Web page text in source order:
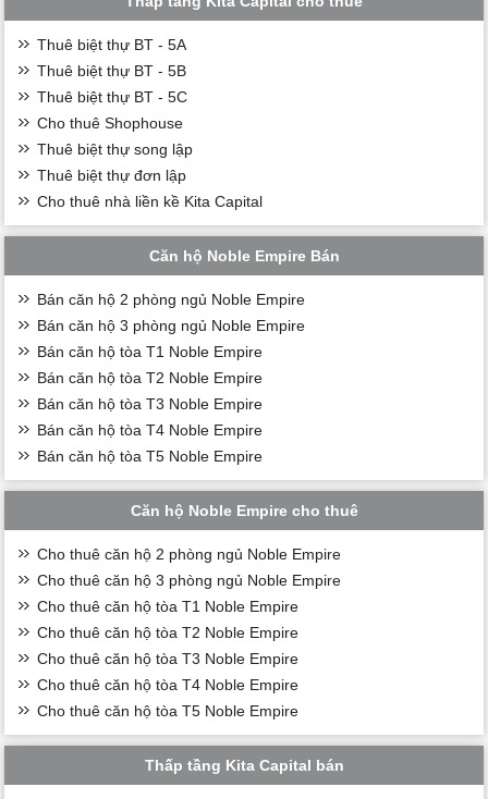
Thuê biệt thự BT - 5A
Thuê biệt thự BT - 5B
Thuê biệt thự BT - 5C
Cho thuê Shophouse
Thuê biệt thự song lập
Thuê biệt thự đơn lập
Cho thuê nhà liền kề Kita Capital
Căn hộ Noble Empire Bán
Bán căn hộ 2 phòng ngủ Noble Empire
Bán căn hộ 3 phòng ngủ Noble Empire
Bán căn hộ tòa T1 Noble Empire
Bán căn hộ tòa T2 Noble Empire
Bán căn hộ tòa T3 Noble Empire
Bán căn hộ tòa T4 Noble Empire
Bán căn hộ tòa T5 Noble Empire
Căn hộ Noble Empire cho thuê
Cho thuê căn hộ 2 phòng ngủ Noble Empire
Cho thuê căn hộ 3 phòng ngủ Noble Empire
Cho thuê căn hộ tòa T1 Noble Empire
Cho thuê căn hộ tòa T2 Noble Empire
Cho thuê căn hộ tòa T3 Noble Empire
Cho thuê căn hộ tòa T4 Noble Empire
Cho thuê căn hộ tòa T5 Noble Empire
Thấp tầng Kita Capital bán